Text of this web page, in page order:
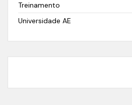
Treinamento
Universidade AE